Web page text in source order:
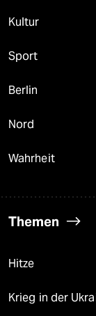
Kultur
Sport
Berlin
Nord
Wahrheit
Themen
Hitze
Krieg in der